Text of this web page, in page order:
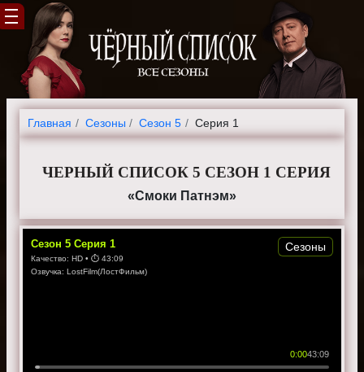
Главная Cезоны Сезон 5 Серия 1
ЧЕРНЫЙ СПИСОК 5 СЕЗОН 1 СЕРИЯ
«Смоки Патнэм»
Сезон 5 Серия 1
Качество: HD • ⏱ 43:09
Озвучка: LostFilm(ЛостФильм)
0:0043:09
Сезоны